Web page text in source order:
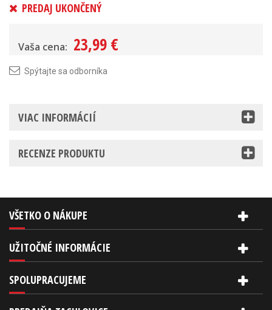
PREDAJ UKONČENÝ
Vaša cena: 23,99 €
Spýtajte sa odborníka
VIAC INFORMÁCIÍ
RECENZE PRODUKTU
VŠETKO O NÁKUPE
UŽITOČNÉ INFORMÁCIE
SPOLUPRACUJEME